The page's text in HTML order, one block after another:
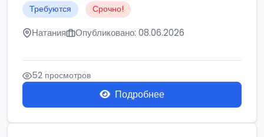
Требуются Срочно!
Натания Опубликовано: 08.06.2026
52 просмотров
Подробнее